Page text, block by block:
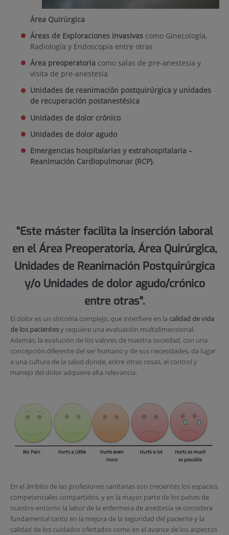
Área Quirúrgica
Áreas de Exploracionesinvasivascomo Ginecología,
Radiología y Endoscopia entre otras
Área preoperatoria como salas de pre-anestesia y
visita de pre-anestesia
Unidades de reanimación postquirúrgica y unidades
de recuperación postanestésica
Unidades de dolor crónico
Unidades de dolor agudo
Emergencias hospitalarias y extrahospitalaria –
Reanimación Cardiopulmonar (RCP).
"Este máster facilita la inserción laboral
en el Área Preoperatoria, Área Quirúrgica,
Unidades de Reanimación Postquirúrgica
y/o Unidades de dolor agudo/crónico
entre otras".
El dolor es un síntoma complejo, que interfiere en la calidad de vida
de los pacientesy requiere una evaluación multidimensional.
Además, la evolución de los valores de nuestra sociedad, con una
concepción diferente del ser humano y de sus necesidades, da lugar
a una cultura de la salud donde, entre otras cosas, el control y
manejo del dolor adquiere alta relevancia.
En el ámbito de las profesiones sanitarias son crecientes los espacios
competenciales compartidos, y en la mayor parte de los países de
nuestro entorno la labor de la enfermera de anestesia se considera
fundamental tanto en la mejora de la seguridad del paciente y la
calidad de los cuidados ofertados como en el avance de los aspectos